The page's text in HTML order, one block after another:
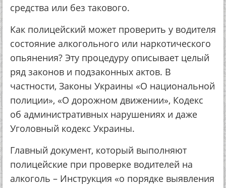
средства или без такового.
Как полицейский может проверить у водителя
состояние алкогольного или наркотического
опьянения? Эту процедуру описывает целый
ряд законов и подзаконных актов. В
частности, Законы Украины «О национальной
полиции», «О дорожном движении», Кодекс
об административных нарушениях и даже
Уголовный кодекс Украины.
Главный документ, который выполняют
полицейские при проверке водителей на
алкоголь – Инструкция «о порядке выявления